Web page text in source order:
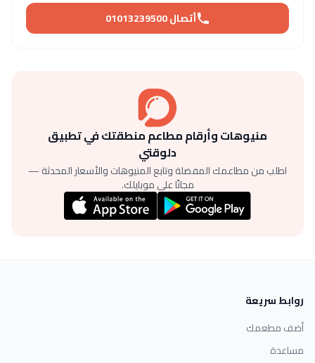
أتصال 01013239500
منيوهات وأرقام مطاعم منطقتك في تطبيق
دلوقتي
اطلب من مطاعمك المفضلة وتابع المنيوهات والأسعار المحدثة —
مجانًا على موبايلك.
روابط سريعة
أضف مطعمك
مساعدة